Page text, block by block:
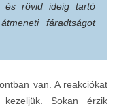
és rövid ideig tartó
fáradtságot
van. A reakciókat
Sokan érzik